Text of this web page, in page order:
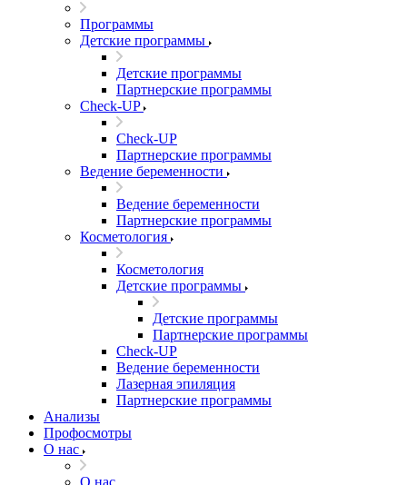
Программы
Детские программы
Детские программы
Партнерские программы
Check-UP
Check-UP
Партнерские программы
Ведение беременности
Ведение беременности
Партнерские программы
Косметология
Косметология
Детские программы
Детские программы
Партнерские программы
Check-UP
Ведение беременности
Лазерная эпиляция
Партнерские программы
Анализы
Профосмотры
О нас
О нас